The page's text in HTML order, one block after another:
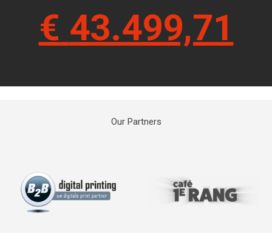
€ 43.499,71
Our Partners